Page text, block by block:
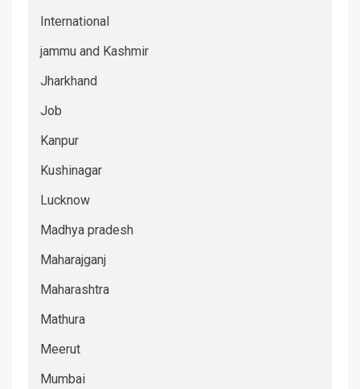
International
jammu and Kashmir
Jharkhand
Job
Kanpur
Kushinagar
Lucknow
Madhya pradesh
Maharajganj
Maharashtra
Mathura
Meerut
Mumbai